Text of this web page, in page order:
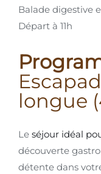
Balade digestive
Départ à 11h
longue
Le séjour idéal
découverte
détente dans